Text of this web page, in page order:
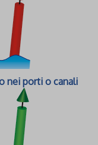
nei porti o canali